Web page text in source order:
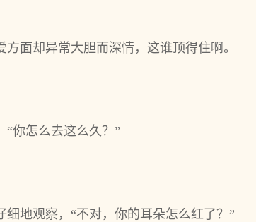
面却异常大胆而深情，这谁顶得住啊。
“你怎么去这么久？”
地观察，“不对，你的耳朵怎么红了？”